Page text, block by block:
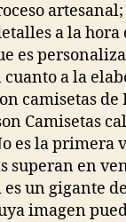
a la
es
a la
camisetas de
Camisetas
es la primera
superan en
es un gigante
imagen